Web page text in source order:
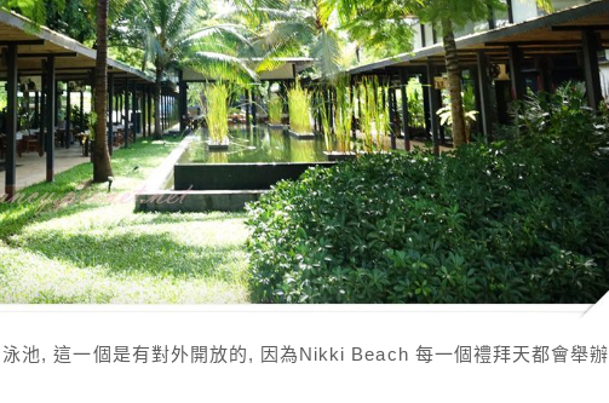
池, 這一個是有對外開放的, 因為Nikki Beach 每一個禮拜天都會舉辦